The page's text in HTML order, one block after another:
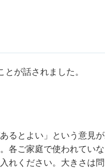
が話されました。
るとよい」という意見
各ご家庭で使われてい
れください。大きさは